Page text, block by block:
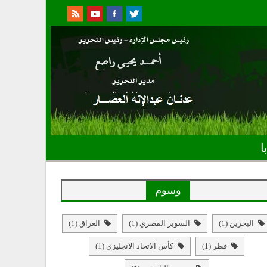
وسوم
البحرين (1) السوبر المصري (1) العراق (1)
قطر (1) كأس الاتحاد الانجليزي (1)